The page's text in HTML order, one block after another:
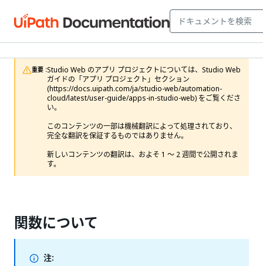
重要 :Studio Web のアプリ プロジェクトについては、Studio Web
ガイドの「アプリ プロジェクト」セクション
(https://docs.uipath.com/ja/studio-web/automation-
cloud/latest/user-guide/apps-in-studio-web) をご覧くださ
い。
このコンテンツの一部は機械翻訳によって処理されており、
完全な翻訳を保証するものではありません。
新しいコンテンツの翻訳は、およそ 1 ～ 2 週間で公開されま
す。
関数について
注: